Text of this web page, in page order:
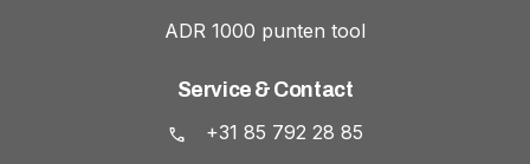
ADR 1000 punten tool
Service & Contact
+31 85 792 28 85